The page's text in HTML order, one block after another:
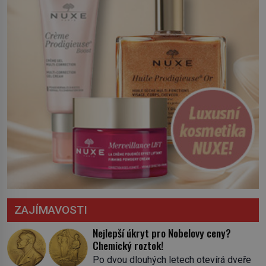
ZAJÍMAVOSTI
Nejlepší úkryt pro Nobelovy ceny?
Chemický roztok!
Po dvou dlouhých letech otevírá dveře